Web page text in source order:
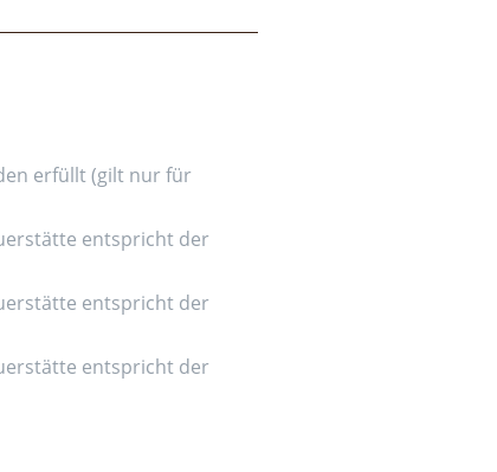
erfüllt (gilt nur für
entspricht der
entspricht der
entspricht der